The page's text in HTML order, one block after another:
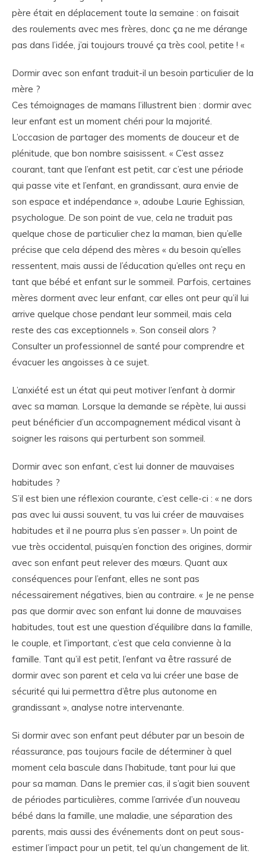
père était en déplacement toute la semaine : on faisait
des roulements avec mes frères, donc ça ne me dérange
pas dans l’idée, j’ai toujours trouvé ça très cool, petite ! «
Dormir avec son enfant traduit-il un besoin particulier de la
mère ?
Ces témoignages de mamans l’illustrent bien : dormir avec
leur enfant est un moment chéri pour la majorité.
L’occasion de partager des moments de douceur et de
plénitude, que bon nombre saisissent. « C’est assez
courant, tant que l’enfant est petit, car c’est une période
qui passe vite et l’enfant, en grandissant, aura envie de
son espace et indépendance », adoube Laurie Eghissian,
psychologue. De son point de vue, cela ne traduit pas
quelque chose de particulier chez la maman, bien qu’elle
précise que cela dépend des mères « du besoin qu’elles
ressentent, mais aussi de l’éducation qu’elles ont reçu en
tant que bébé et enfant sur le sommeil. Parfois, certaines
mères dorment avec leur enfant, car elles ont peur qu’il lui
arrive quelque chose pendant leur sommeil, mais cela
reste des cas exceptionnels ». Son conseil alors ?
Consulter un professionnel de santé pour comprendre et
évacuer les angoisses à ce sujet.
L’anxiété est un état qui peut motiver l’enfant à dormir
avec sa maman. Lorsque la demande se répète, lui aussi
peut bénéficier d’un accompagnement médical visant à
soigner les raisons qui perturbent son sommeil.
Dormir avec son enfant, c’est lui donner de mauvaises
habitudes ?
S’il est bien une réflexion courante, c’est celle-ci : « ne dors
pas avec lui aussi souvent, tu vas lui créer de mauvaises
habitudes et il ne pourra plus s’en passer ». Un point de
vue très occidental, puisqu’en fonction des origines, dormir
avec son enfant peut relever des mœurs. Quant aux
conséquences pour l’enfant, elles ne sont pas
nécessairement négatives, bien au contraire. « Je ne pense
pas que dormir avec son enfant lui donne de mauvaises
habitudes, tout est une question d’équilibre dans la famille,
le couple, et l’important, c’est que cela convienne à la
famille. Tant qu’il est petit, l’enfant va être rassuré de
dormir avec son parent et cela va lui créer une base de
sécurité qui lui permettra d’être plus autonome en
grandissant », analyse notre intervenante.
Si dormir avec son enfant peut débuter par un besoin de
réassurance, pas toujours facile de déterminer à quel
moment cela bascule dans l’habitude, tant pour lui que
pour sa maman. Dans le premier cas, il s’agit bien souvent
de périodes particulières, comme l’arrivée d’un nouveau
bébé dans la famille, une maladie, une séparation des
parents, mais aussi des événements dont on peut sous-
estimer l’impact pour un petit, tel qu’un changement de lit.